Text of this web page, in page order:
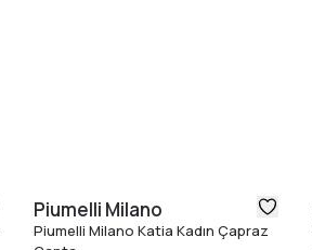
Piumelli Milano
Piumelli Milano Katia Kadın Çapraz